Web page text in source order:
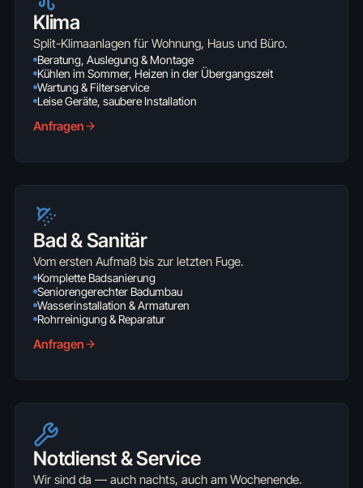
Klima
Split-Klimaanlagen für Wohnung, Haus und Büro.
Beratung, Auslegung & Montage
Kühlen im Sommer, Heizen in der Übergangszeit
Wartung & Filterservice
Leise Geräte, saubere Installation
Anfragen
Bad & Sanitär
Vom ersten Aufmaß bis zur letzten Fuge.
Komplette Badsanierung
Seniorengerechter Badumbau
Wasserinstallation & Armaturen
Rohrreinigung & Reparatur
Anfragen
Notdienst & Service
Wir sind da — auch nachts, auch am Wochenende.